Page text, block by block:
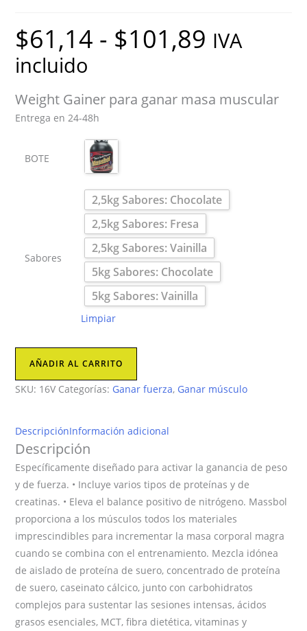
$61,14 - $101,89 Rango
precios:
IVA
incluido
Weight Gainer para ganar masa muscular
Entrega en 24-48h
BOTE
Sabores
2,5kg Sabores: Chocolate
2,5kg Sabores: Fresa
2,5kg Sabores: Vainilla
5kg Sabores: Chocolate
5kg Sabores: Vainilla
Limpiar
Massbol
Gym
AÑADIR AL CARRITO
SKU: 16V Categorías: Ganar fuerza, Ganar músculo
DescripciónInformación adicional
Descripción
Específicamente diseñado para activar la ganancia de peso
y de fuerza. • Incluye varios tipos de proteínas y de
creatinas. • Eleva el balance positivo de nitrógeno. Massbol
proporciona a los músculos todos los materiales
imprescindibles para incrementar la masa corporal magra
cuando se combina con el entrenamiento. Mezcla idónea
de aislado de proteína de suero, concentrado de proteína
de suero, caseinato cálcico, junto con carbohidratos
complejos para sustentar las sesiones intensas, ácidos
grasos esenciales, MCT, fibra dietética, vitaminas y